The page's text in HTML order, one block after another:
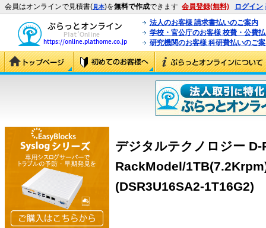
会員はオンラインで見積書(見本)を無料で作成できます 会員登録(無料) ログイン
法人のお客様 請求書払いのご案内
学校・官公庁のお客様 校費・公費
研究機関のお客様 科研費払いのご
デジタルテクノロジー
RackModel/
(DSR3U16SA2-1T16G2)